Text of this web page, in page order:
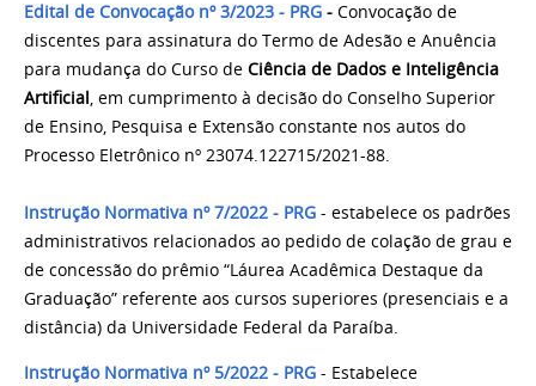
Edital de Convocação nº 3/2023 - PRG - Convocação de
discentes para assinatura do Termo de Adesão e Anuência
para mudança do Curso de Ciência de Dados e Inteligência
Artificial , em cumprimento à decisão do Conselho Superior
de Ensino, Pesquisa e Extensão constante nos autos do
Processo Eletrônico nº 23074.122715/2021-88.
Instrução Normativa nº 7/2022 - PRG - estabelece os padrões
administrativos relacionados ao pedido de colação de grau e
de concessão do prêmio “Láurea Acadêmica Destaque da
Graduação” referente aos cursos superiores (presenciais e a
distância) da Universidade Federal da Paraíba.
Instrução Normativa nº 5/2022 - PRG - Estabelece